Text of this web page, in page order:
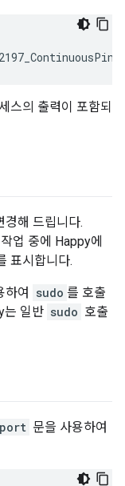
스의 출력이 포함되
경해 드립니다.
업 중에 Happy에
표시합니다.
하여 sudo 를 호출
는 일반 sudo 호출
문을 사용하여